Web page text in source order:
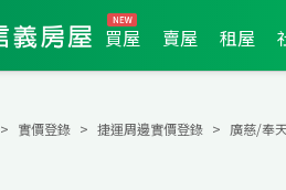
買屋 賣屋 租屋
實價登錄 捷運周邊實價登錄 廣慈/奉